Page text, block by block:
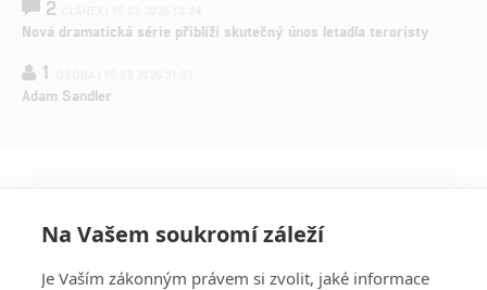
2
Nová dramatická série přiblíží skutečný únos letadla teroristy
1
Adam Sandler
Na Vašem soukromí záleží
Je Vaším zákonným právem si zvolit, jaké informace